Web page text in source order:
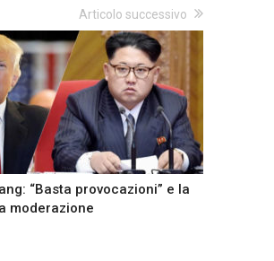
Articolo successivo
“Basta provocazioni” e la
moderazione